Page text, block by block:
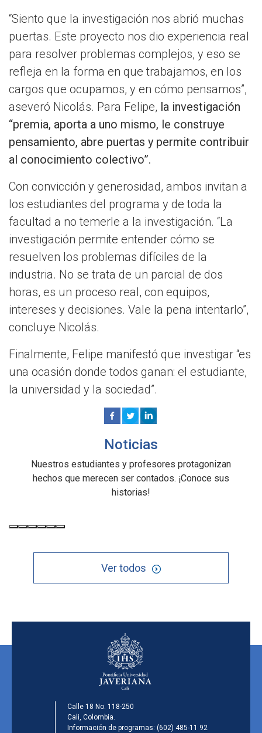
“Siento que la investigación nos abrió muchas
puertas. Este proyecto nos dio experiencia real
para resolver problemas complejos, y eso se
refleja en la forma en que trabajamos, en los
cargos que ocupamos, y en cómo pensamos”,
aseveró Nicolás. Para Felipe, la investigación
“premia, aporta a uno mismo, le construye
pensamiento, abre puertas y permite contribuir
al conocimiento colectivo”.
Con convicción y generosidad, ambos invitan a
los estudiantes del programa y de toda la
facultad a no temerle a la investigación. “La
investigación permite entender cómo se
resuelven los problemas difíciles de la
industria. No se trata de un parcial de dos
horas, es un proceso real, con equipos,
intereses y decisiones. Vale la pena intentarlo”,
concluye Nicolás.
Finalmente, Felipe manifestó que investigar “es
una ocasión donde todos ganan: el estudiante,
la universidad y la sociedad”.
Noticias
Nuestros estudiantes y profesores protagonizan
hechos que merecen ser contados. ¡Conoce sus
historias!
Ver todos
Calle 18 No. 118-250
Cali, Colombia.
Información de programas: (602) 485-11 92